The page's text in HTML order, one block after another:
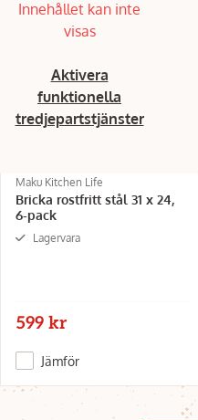
Innehållet kan inte
visas
Aktivera
funktionella
tredjepartstjänster
Maku Kitchen Life
Bricka rostfritt stål 31 x 24,
6-pack
Lagervara
599 kr
Jämför